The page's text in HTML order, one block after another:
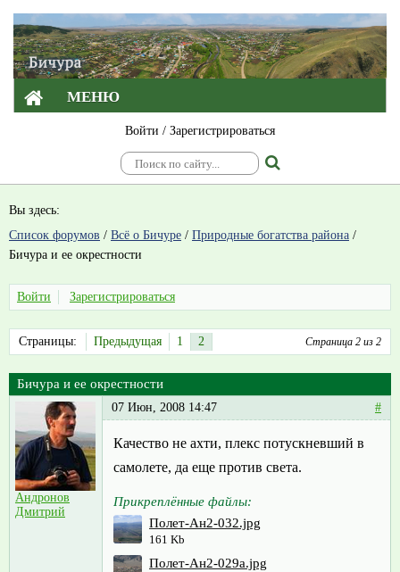
МЕНЮ
Войти / Зарегистрироваться
Вы здесь:
Список форумов / Всё о Бичуре / Природные богатства района /
Бичура и ее окрестности
Войти Зарегистрироваться
Страница 2 из 2
Страницы: Предыдущая 1 2
Бичура и ее окрестности
Андронов
Дмитрий
07 Июн, 2008 14:47 #
Качество не ахти, плекс потускневший в
самолете, да еще против света.
Прикреплённые файлы:
Полет-Ан2-032.jpg
161 Kb
Полет-Ан2-029а.jpg